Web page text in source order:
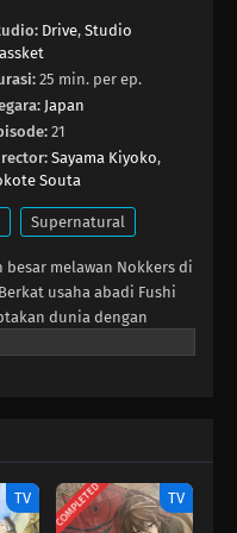
Drive, Studio
25 min. per ep.
Japan
21
Sayama Kiyoko,
Souta
Supernatural
melawan Nokkers di
usaha abadi Fushi
dunia dengan
makhluk hidup
Fushi
yang cepat
ke rumahnya. Ketika
dan belajar lebih banyak
TV COMPLETED TV